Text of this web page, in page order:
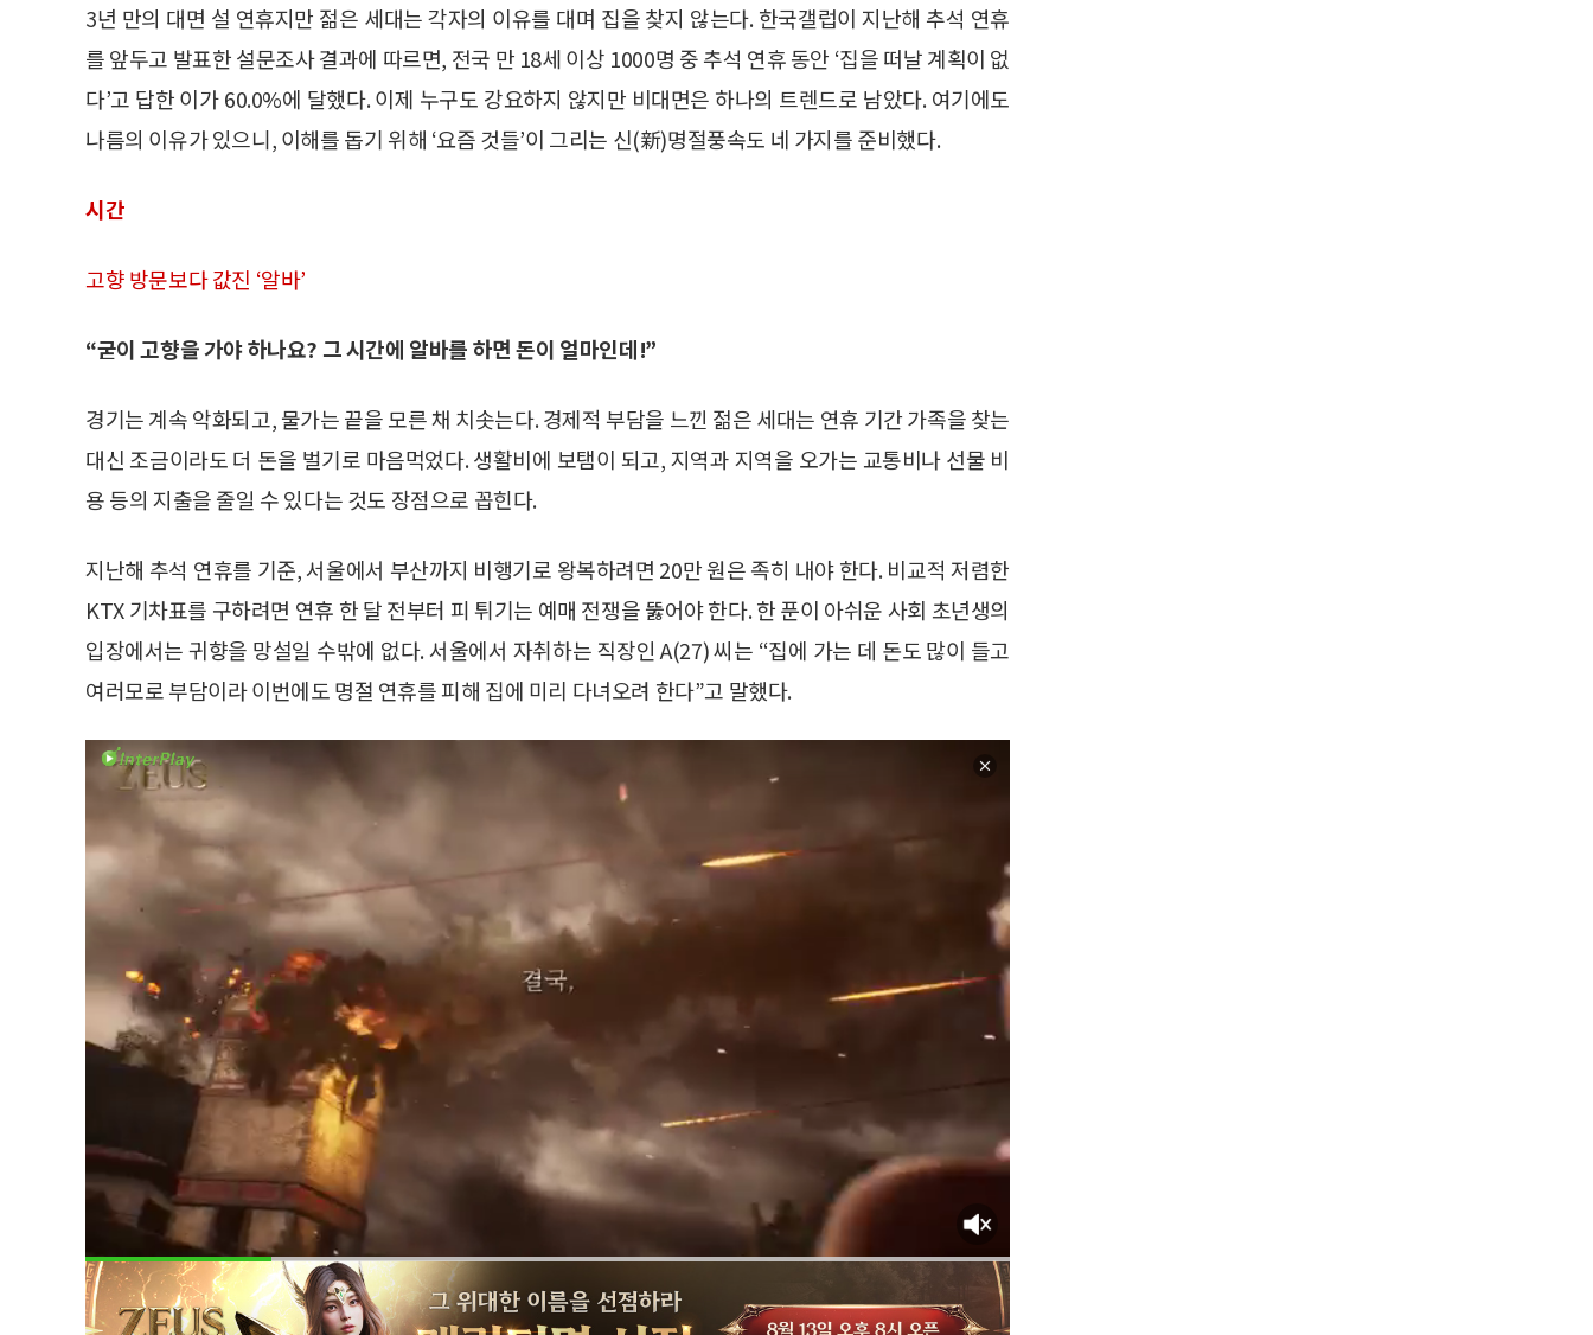
3년 만의 대면 설 연휴지만 젊은 세대는 각자의 이유를 대며 집을 찾지 않는다. 한국갤럽이 지난해 추석 연휴
를 앞두고 발표한 설문조사 결과에 따르면, 전국 만 18세 이상 1000명 중 추석 연휴 동안 ‘집을 떠날 계획이 없
다’고 답한 이가 60.0%에 달했다. 이제 누구도 강요하지 않지만 비대면은 하나의 트렌드로 남았다. 여기에도
나름의 이유가 있으니, 이해를 돕기 위해 ‘요즘 것들’이 그리는 신(新)명절풍속도 네 가지를 준비했다.
시간
고향 방문보다 값진 ‘알바’
“굳이 고향을 가야 하나요? 그 시간에 알바를 하면 돈이 얼마인데!”
경기는 계속 악화되고, 물가는 끝을 모른 채 치솟는다. 경제적 부담을 느낀 젊은 세대는 연휴 기간 가족을 찾는
대신 조금이라도 더 돈을 벌기로 마음먹었다. 생활비에 보탬이 되고, 지역과 지역을 오가는 교통비나 선물 비
용 등의 지출을 줄일 수 있다는 것도 장점으로 꼽힌다.
지난해 추석 연휴를 기준, 서울에서 부산까지 비행기로 왕복하려면 20만 원은 족히 내야 한다. 비교적 저렴한
KTX 기차표를 구하려면 연휴 한 달 전부터 피 튀기는 예매 전쟁을 뚫어야 한다. 한 푼이 아쉬운 사회 초년생의
입장에서는 귀향을 망설일 수밖에 없다. 서울에서 자취하는 직장인 A(27) 씨는 “집에 가는 데 돈도 많이 들고
여러모로 부담이라 이번에도 명절 연휴를 피해 집에 미리 다녀오려 한다”고 말했다.